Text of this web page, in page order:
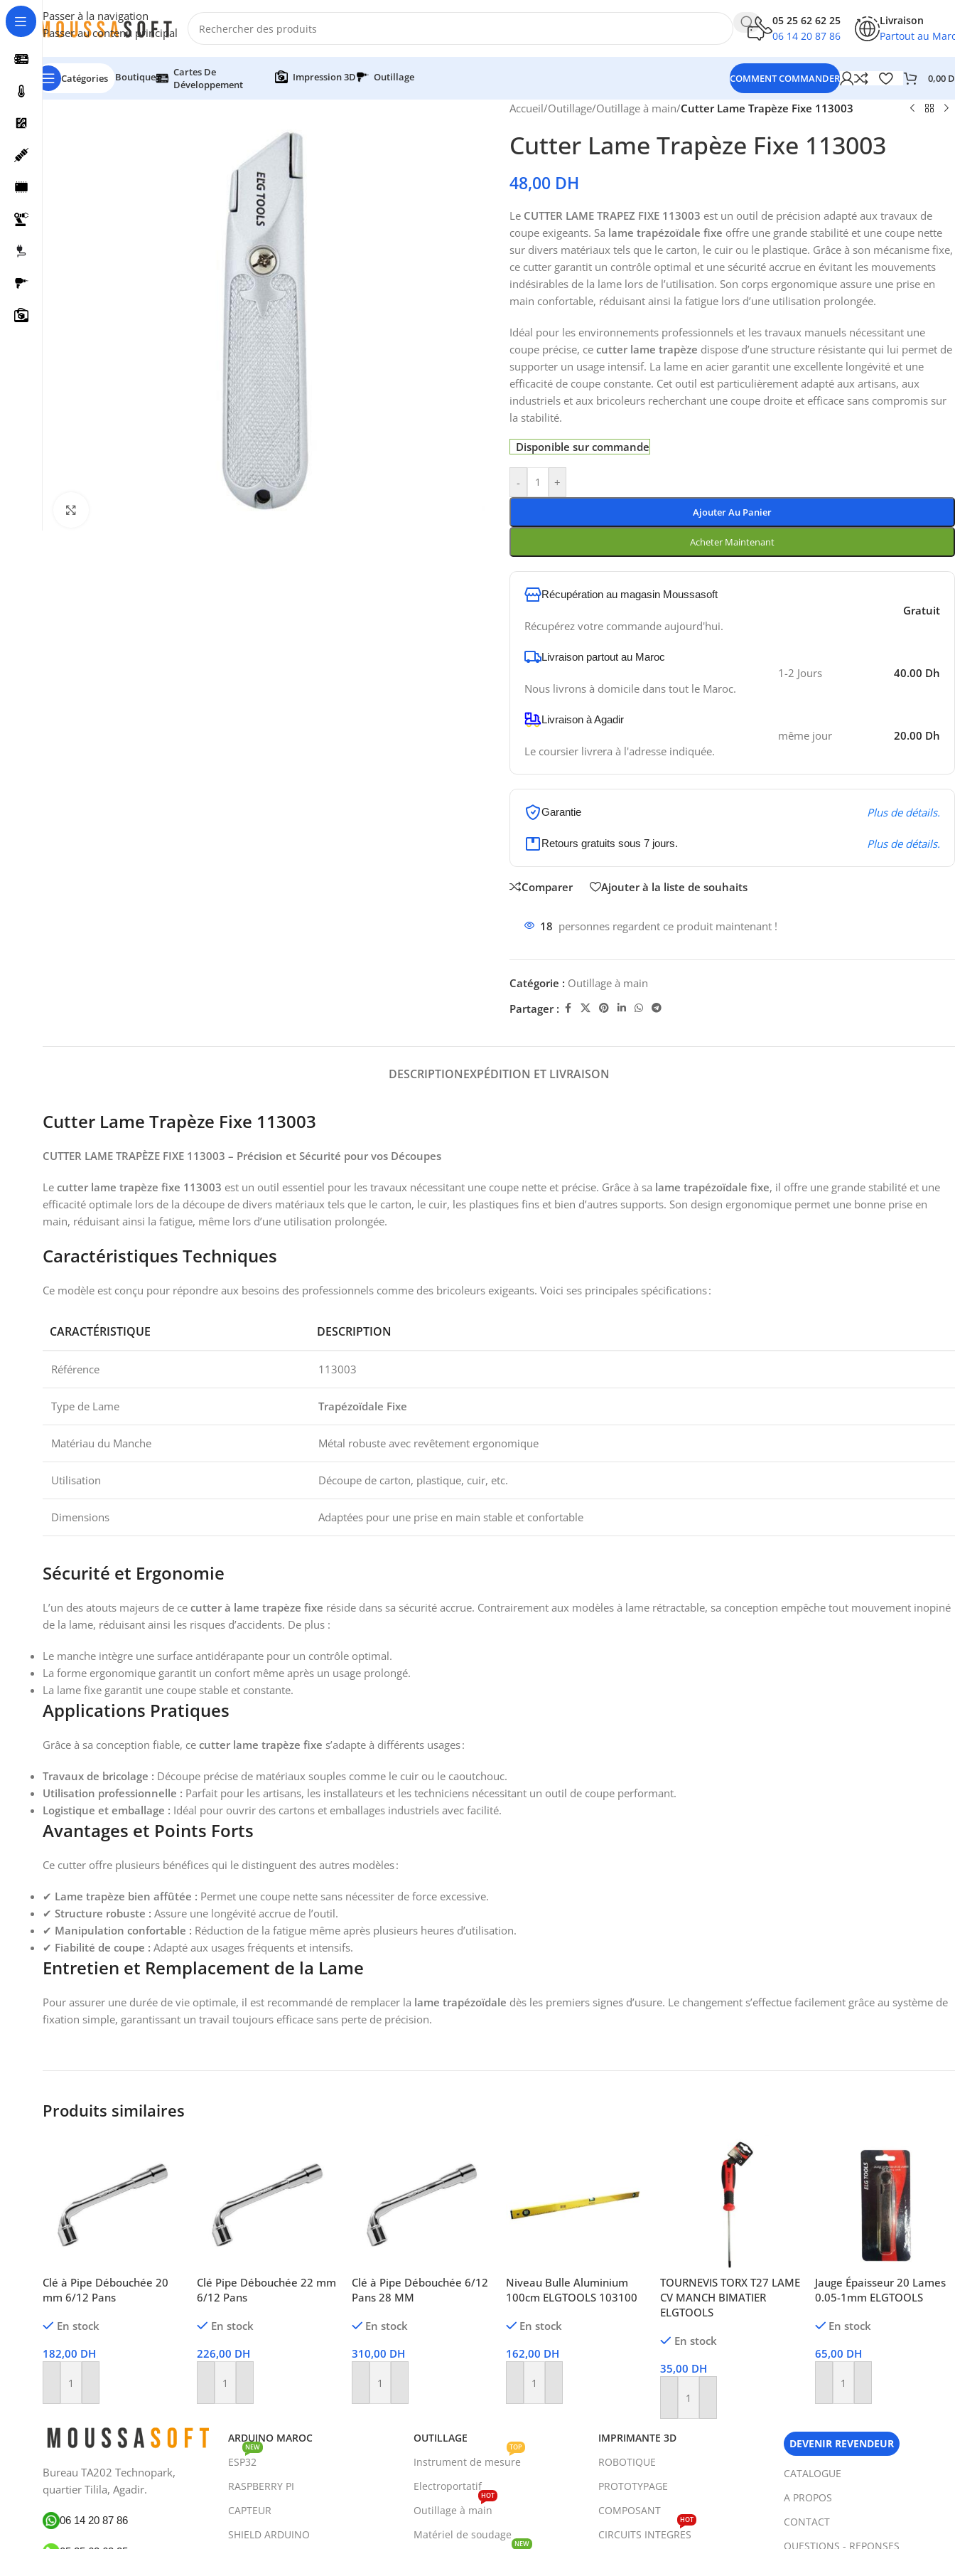
Passer à la navigation
Passer au contenu principal
moussasoft
05 25 62 62 25
06 14 20 87 86
Livraison
Partout au
Catégories Boutique
Cartes De
Développement
Impression 3D Outillage COMMENT COMMANDER 0,00
Accueil/Outillage/Outillage à main/Cutter Lame Trapèze Fixe 113003
Cutter Lame Trapèze Fixe 113003
48,00 DH
Le CUTTER LAME TRAPEZ FIXE 113003 est un outil de précision adapté aux travaux de
coupe exigeants. Sa lame trapézoïdale fixe offre une grande stabilité et une coupe nette
sur divers matériaux tels que le carton, le cuir ou le plastique. Grâce à son mécanisme fixe,
ce cutter garantit un contrôle optimal et une sécurité accrue en évitant les mouvements
indésirables de la lame lors de l’utilisation. Son corps ergonomique assure une prise en
main confortable, réduisant ainsi la fatigue lors d’une utilisation prolongée.
Idéal pour les environnements professionnels et les travaux manuels nécessitant une
coupe précise, ce cutter lame trapèze dispose d’une structure résistante qui lui permet de
supporter un usage intensif. La lame en acier garantit une excellente longévité et une
efficacité de coupe constante. Cet outil est particulièrement adapté aux artisans, aux
industriels et aux bricoleurs recherchant une coupe droite et efficace sans compromis sur
la stabilité.
Disponible sur commande
- +
Ajouter Au Panier
Acheter Maintenant
Récupération au magasin Moussasoft
Récupérez votre commande aujourd'hui.
Gratuit
Livraison partout au Maroc
Nous livrons à domicile dans tout le Maroc.
1-2 Jours 40.00 Dh
Livraison à Agadir
Le coursier livrera à l'adresse indiquée.
même jour 20.00 Dh
Garantie Plus de détails.
Retours gratuits sous 7 jours. Plus de détails.
Comparer Ajouter à la liste de souhaits
18 personnes regardent ce produit maintenant !
Catégorie : Outillage à main
Partager :
DESCRIPTIONEXPÉDITION ET LIVRAISON
Cutter Lame Trapèze Fixe 113003
CUTTER LAME TRAPÈZE FIXE 113003 – Précision et Sécurité pour vos Découpes
Le cutter lame trapèze fixe 113003 est un outil essentiel pour les travaux nécessitant une coupe nette et précise. Grâce à sa lame trapézoïdale fixe, il offre une grande stabilité et une
efficacité optimale lors de la découpe de divers matériaux tels que le carton, le cuir, les plastiques fins et bien d’autres supports. Son design ergonomique permet une bonne prise en
main, réduisant ainsi la fatigue, même lors d’une utilisation prolongée.
Caractéristiques Techniques
Ce modèle est conçu pour répondre aux besoins des professionnels comme des bricoleurs exigeants. Voici ses principales spécifications :
CARACTÉRISTIQUE DESCRIPTION
Référence 113003
Type de Lame Trapézoïdale Fixe
Matériau du Manche Métal robuste avec revêtement ergonomique
Utilisation Découpe de carton, plastique, cuir, etc.
Dimensions Adaptées pour une prise en main stable et confortable
Sécurité et Ergonomie
L’un des atouts majeurs de ce cutter à lame trapèze fixe réside dans sa sécurité accrue. Contrairement aux modèles à lame rétractable, sa conception empêche tout mouvement inopiné
de la lame, réduisant ainsi les risques d’accidents. De plus :
Le manche intègre une surface antidérapante pour un contrôle optimal.
La forme ergonomique garantit un confort même après un usage prolongé.
La lame fixe garantit une coupe stable et constante.
Applications Pratiques
Grâce à sa conception fiable, ce cutter lame trapèze fixe s’adapte à différents usages :
Travaux de bricolage : Découpe précise de matériaux souples comme le cuir ou le caoutchouc.
Utilisation professionnelle : Parfait pour les artisans, les installateurs et les techniciens nécessitant un outil de coupe performant.
Logistique et emballage : Idéal pour ouvrir des cartons et emballages industriels avec facilité.
Avantages et Points Forts
Ce cutter offre plusieurs bénéfices qui le distinguent des autres modèles :
✔ Lame trapèze bien affûtée : Permet une coupe nette sans nécessiter de force excessive.
✔ Structure robuste : Assure une longévité accrue de l’outil.
✔ Manipulation confortable : Réduction de la fatigue même après plusieurs heures d’utilisation.
✔ Fiabilité de coupe : Adapté aux usages fréquents et intensifs.
Entretien et Remplacement de la Lame
Pour assurer une durée de vie optimale, il est recommandé de remplacer la lame trapézoïdale dès les premiers signes d’usure. Le changement s’effectue facilement grâce au système de
fixation simple, garantissant un travail toujours efficace sans perte de précision.
Produits similaires
Clé à Pipe Débouchée 20
mm 6/12 Pans
En stock
182,00 DH
Ajouter Au Panier
Clé Pipe Débouchée 22 mm
6/12 Pans
En stock
226,00 DH
Ajouter Au Panier
Clé à Pipe Débouchée 6/12
Pans 28 MM
En stock
310,00 DH
Ajouter Au Panier
Niveau Bulle Aluminium
100cm ELGTOOLS 103100
En stock
162,00 DH
Ajouter Au Panier
TOURNEVIS TORX T27 LAME
CV MANCH BIMATIER
ELGTOOLS
En stock
35,00 DH
Ajouter Au Panier
Jauge Épaisseur 20 Lames
0.05-1mm ELGTOOLS
En stock
65,00 DH
Ajouter Au Panier
Bureau TA202 Technopark,
quartier Tilila, Agadir.
06 14 20 87 86
ARDUINO MAROC
ESP32
NEW
RASPBERRY PI
CAPTEUR
SHIELD ARDUINO
OUTILLAGE
Instrument de mesure
TOP
Electroportatif
Outillage à main
HOT
Matériel de soudage
NEW
IMPRIMANTE 3D
ROBOTIQUE
PROTOTYPAGE
COMPOSANT
CIRCUITS INTEGRES
HOT
DEVENIR REVENDEUR
CATALOGUE
A PROPOS
CONTACT
QUESTIONS - REPONSES